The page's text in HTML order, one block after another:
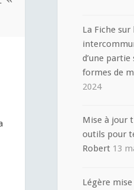
La Fiche
d’une
formes de
2024
Mise à jour
outils pour
Robert 13
Légère